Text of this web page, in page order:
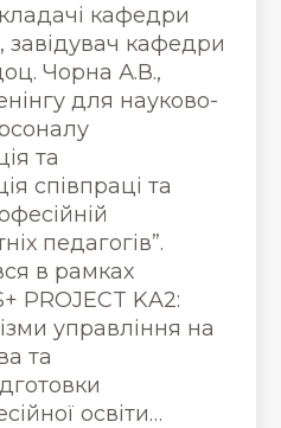
кафедри
кафедри
Чорна А.В.,
для науково-
та
співпраці та
педагогів”.
в рамках
PROJECT KA2:
управління на
та
освіти…